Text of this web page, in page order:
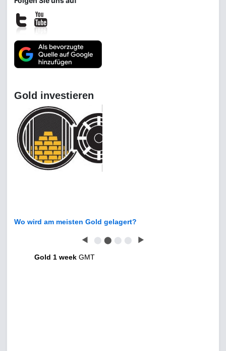
Gold investieren
Wo wird am meisten Gold gelagert?
◀ ⬤ ⬤ ⬤ ⬤ ▶
Gold 1 week GMT